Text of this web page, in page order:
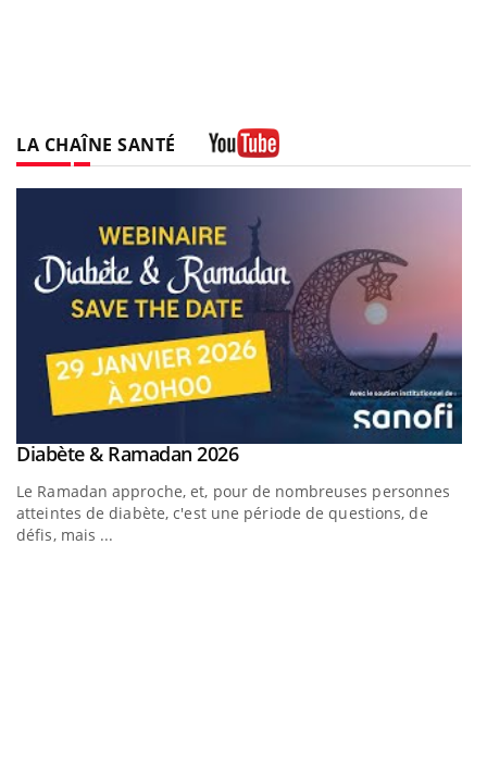
LA CHAÎNE SANTÉ
Youtube
Diabète & Ramadan 2026Youtube
Le Ramadan approche, et, pour de nombreuses personnes
atteintes de diabète, c'est une période de questions, de
défis, mais ...